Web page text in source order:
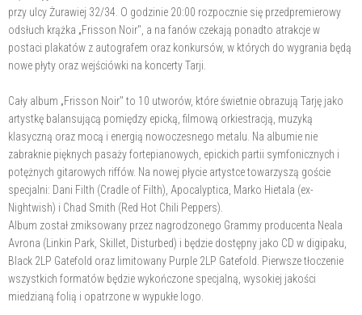
przy ulcy Żurawiej 32/34. O godzinie 20:00 rozpocznie się przedpremierowy
odsłuch krążka „Frisson Noir", a na fanów czekają ponadto atrakcje w
postaci plakatów z autografem oraz konkursów, w których do wygrania będą
nowe płyty oraz wejściówki na koncerty Tarji.
Cały album „Frisson Noir" to 10 utworów, które świetnie obrazują Tarję jako
artystkę balansującą pomiędzy epicką, filmową orkiestracją, muzyką
klasyczną oraz mocą i energią nowoczesnego metalu. Na albumie nie
zabraknie pięknych pasaży fortepianowych, epickich partii symfonicznych i
potężnych gitarowych riffów. Na nowej płycie artystce towarzyszą goście
specjalni: Dani Filth (Cradle of Filth), Apocalyptica, Marko Hietala (ex-
Nightwish) i Chad Smith (Red Hot Chili Peppers).
Album został zmiksowany przez nagrodzonego Grammy producenta Neala
Avrona (Linkin Park, Skillet, Disturbed) i będzie dostępny jako CD w digipaku,
Black 2LP Gatefold oraz limitowany Purple 2LP Gatefold. Pierwsze tłoczenie
wszystkich formatów będzie wykończone specjalną, wysokiej jakości
miedzianą folią i opatrzone w wypukłe logo.